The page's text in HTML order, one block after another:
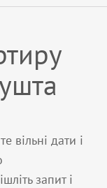
вільні дати і
запит і